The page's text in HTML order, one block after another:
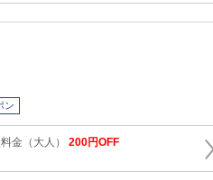
ン
金（大人） 200円OFF